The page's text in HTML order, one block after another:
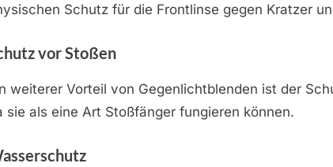
Schutz für die Frontlinse gegen Kratzer
vor Stoßen
weiterer Vorteil von Gegenlichtblenden ist der
sie als eine Art Stoßfänger fungieren können.